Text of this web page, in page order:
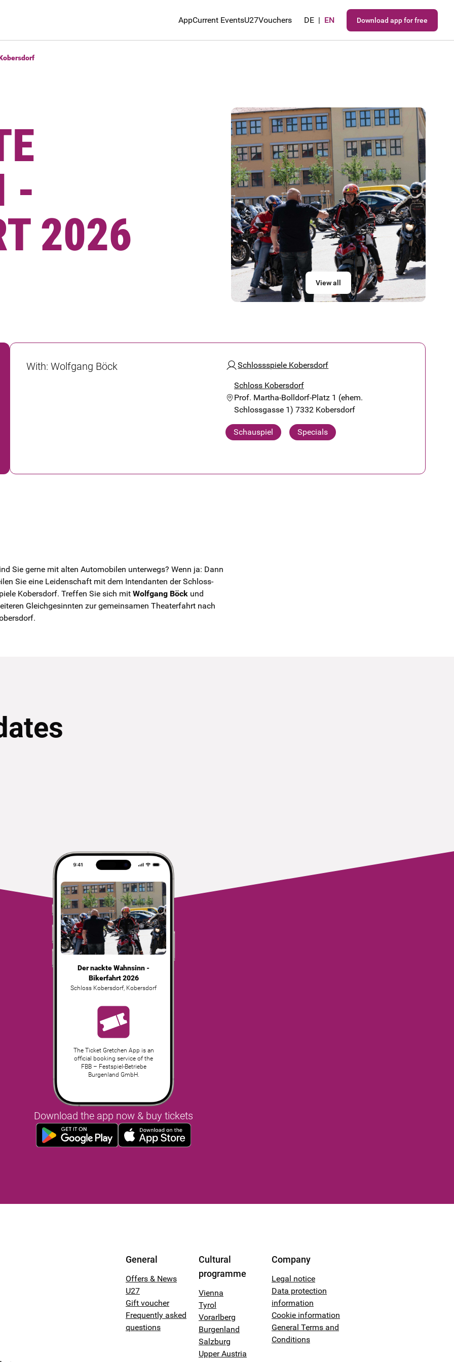
AppCurrent EventsU27Vouchers DE | EN Download app for free
-
2026
View all
With: Wolfgang Böck Schlossspiele Kobersdorf
Schloss Kobersdorf
Prof. Martha-Bolldorf-Platz 1 (ehem.
Schlossgasse 1) 7332 Kobersdorf
Schauspiel Specials
Sie gerne mit alten Automobilen unterwegs? Wenn ja: Dann
Sie eine Leidenschaft mit dem Intendanten der Schloss-
Kobersdorf. Treffen Sie sich mit Wolfgang Böck und
Gleichgesinnten zur gemeinsamen Theaterfahrt nach
Der nackte Wahnsinn -
Bikerfahrt 2026
Schloss Kobersdorf, Kobersdorf
The Ticket Gretchen App is an
official booking service of the
FBB – Festspiel-Betriebe
Burgenland GmbH.
Download the app now & buy tickets
General
Offers & News
U27
Gift voucher
Frequently asked
questions
Cultural
programme
Vienna
Tyrol
Vorarlberg
Burgenland
Salzburg
Upper Austria
Company
Legal notice
Data protection
information
Cookie information
General Terms and
Conditions